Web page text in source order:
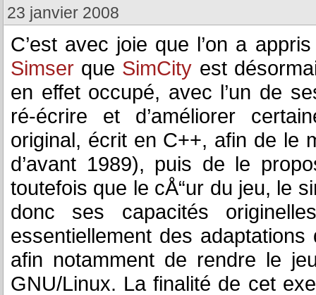
23 janvier 2008
C’est avec joie que l’on a
Simser que SimCity est
en effet occupé, avec l’un de
ré-écrire et d’améliorer
original, écrit en C++, afin de le
d’avant 1989), puis de le
toutefois que le cÅ“ur du jeu, le
donc ses capacités
essentiellement des
afin notamment de rendre le
GNU/Linux. La finalité de cet